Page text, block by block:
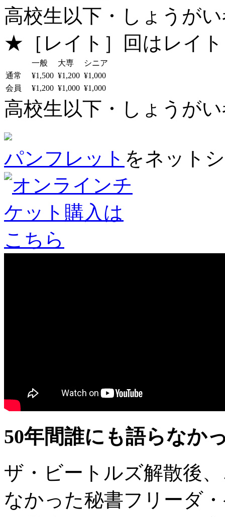
高校生以下・しょうがい
★［レイト］回はレイ
一般 大専
シニア
通常
¥1,500 ¥1,200 ¥1,000
会員
¥1,200 ¥1,000 ¥1,000
高校生以下・しょうがい
パンフレット をネット
50年間誰にも語らなか
ザ・ビートルズ解散後
なかった秘書フリーダ